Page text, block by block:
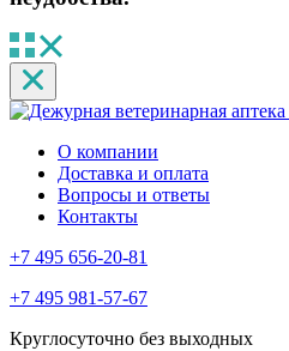
О компании
Доставка и оплата
Вопросы и ответы
Контакты
+7 495 656-20-81
+7 495 981-57-67
Круглосуточно без выходных